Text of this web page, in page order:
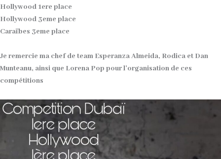
Hollywood 1ere place
Hollywood 3eme place
Caraïbes 3eme place
Je remercie ma chef de team Esperanza Almeida, Rodica et Dan
Munteanu, ainsi que Lorena Pop pour l’organisation de ces
compétitions